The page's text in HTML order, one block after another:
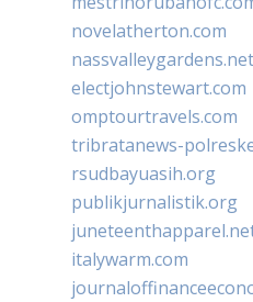
novelatherton.com
nassvalleygardens.net
electjohnstewart.com
omptourtravels.com
tribratanews-
rsudbayuasih.org
publikjurnalistik.org
italywarm.com